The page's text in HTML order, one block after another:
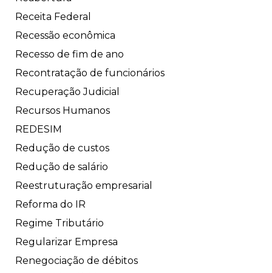
Receita Federal
Recessão econômica
Recesso de fim de ano
Recontratação de funcionários
Recuperação Judicial
Recursos Humanos
REDESIM
Redução de custos
Redução de salário
Reestruturação empresarial
Reforma do IR
Regime Tributário
Regularizar Empresa
Renegociação de débitos